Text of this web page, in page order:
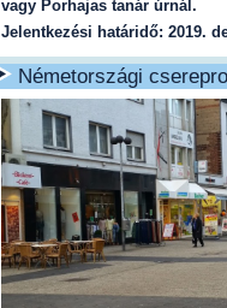
vagy Porhajas tanár úrnál.
Jelentkezési határidő: 2019.
Németországi